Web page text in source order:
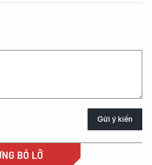
Gửi ý kiến
BỎ LỠ